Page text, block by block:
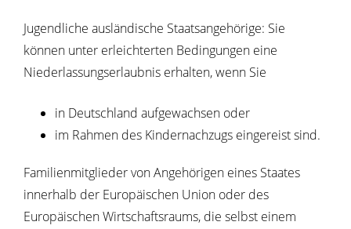
Jugendliche ausländische Staatsangehörige: Sie
können unter erleichterten Bedingungen eine
Niederlassungserlaubnis erhalten, wenn Sie
in Deutschland aufgewachsen oder
im Rahmen des Kindernachzugs eingereist sind.
Familienmitglieder von Angehörigen eines Staates
innerhalb der Europäischen Union oder des
Europäischen Wirtschaftsraums, die selbst einem